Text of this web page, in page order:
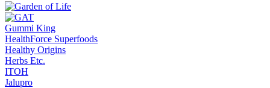
Gummi King
HealthForce Superfoods
Healthy Origins
Herbs Etc.
ITOH
Jalupro